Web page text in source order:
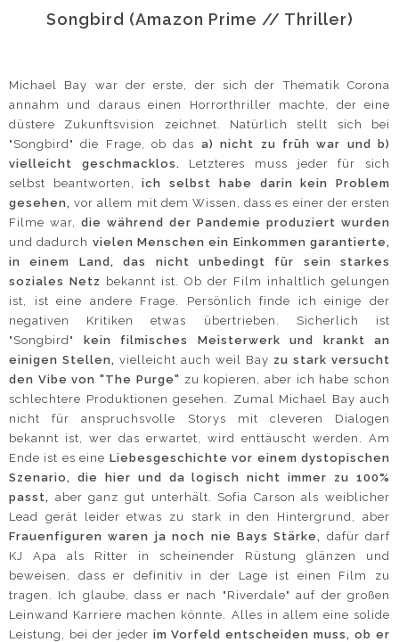
Songbird (Amazon Prime // Thriller)
Michael Bay war der erste, der sich der Thematik Corona
annahm und daraus einen Horrorthriller machte, der eine
düstere Zukunftsvision zeichnet. Natürlich stellt sich bei
"Songbird" die Frage, ob das a) nicht zu früh war und b)
vielleicht geschmacklos. Letzteres muss jeder für sich
selbst beantworten,ich selbst habe darin kein Problem
gesehen,vor allem mit dem Wissen, dass es einer der ersten
Filme war, die während der Pandemie produziert wurden
und dadurch vielen Menschen ein Einkommen garantierte,
in einem Land, das nicht unbedingt für sein starkes
soziales Netz
bekannt ist. Ob der Film inhaltlich gelungen
ist, ist eine andere Frage. Persönlich finde ich einige der
negativen Kritiken etwas übertrieben. Sicherlich ist
"Songbird"
kein filmisches Meisterwerk und krankt an
einigen Stellen, vielleicht auch weil Bay zu stark versucht
den Vibe von "The Purge" zu kopieren, aber ich habe schon
schlechtere Produktionen gesehen. Zumal Michael Bay auch
nicht für anspruchsvolle Storys mit cleveren Dialogen
bekannt ist, wer das erwartet, wird enttäuscht werden. Am
Ende ist es eine Liebesgeschichte vor einem dystopischen
Szenario, die hier und da logisch nicht immer zu 100%
passt, aber ganz gut unterhält. Sofia Carson als weiblicher
Lead gerät leider etwas zu stark in den Hintergrund, aber
Frauenfiguren waren ja noch nie Bays Stärke, dafür darf
KJ Apa als Ritter in scheinender Rüstung glänzen und
beweisen, dass er definitiv in der Lage ist einen Film zu
tragen. Ich glaube, dass er nach "Riverdale" auf der großen
Leinwand Karriere machen könnte. Alles in allem eine solide
Leistung, bei der jeder im Vorfeld entscheiden muss, ob er